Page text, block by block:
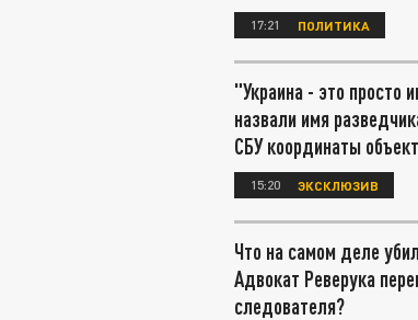
17:21 ПОЛИТИКА
"Украина - это просто
назвали имя
СБУ координаты
15:20 ЭКСКЛЮЗИВ
Что на самом деле
Адвокат Реверука
следователя?